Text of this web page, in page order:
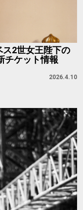
2世女王陛下の
チケット情報
2026.4.10